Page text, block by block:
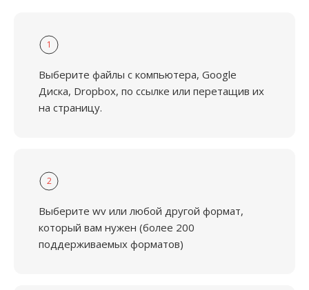
1
Выберите файлы с компьютера, Google
Диска, Dropbox, по ссылке или перетащив их
на страницу.
2
Выберите wv или любой другой формат,
который вам нужен (более 200
поддерживаемых форматов)